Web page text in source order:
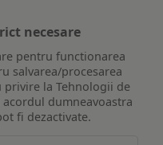
necesare
pentru functionarea
salvarea/procesarea
la Tehnologii de
dumneavoastra
fi dezactivate.